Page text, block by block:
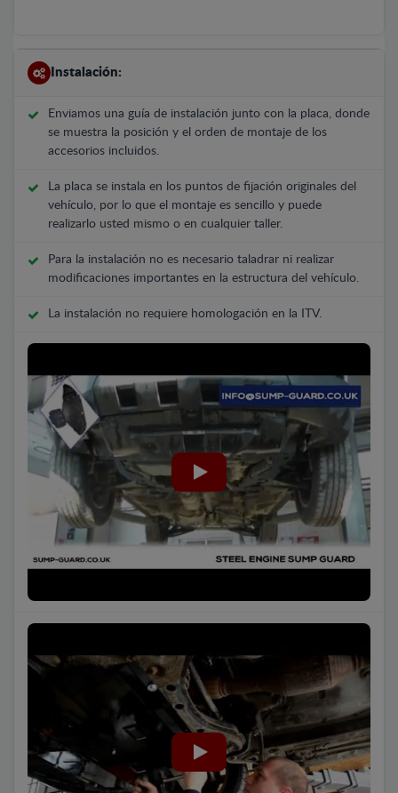
Instalación:
Enviamos una guía de instalación junto con la placa, donde
se muestra la posición y el orden de montaje de los
accesorios incluidos.
La placa se instala en los puntos de fijación originales del
vehículo, por lo que el montaje es sencillo y puede
realizarlo usted mismo o en cualquier taller.
Para la instalación no es necesario taladrar ni realizar
modificaciones importantes en la estructura del vehículo.
La instalación no requiere homologación en la ITV.